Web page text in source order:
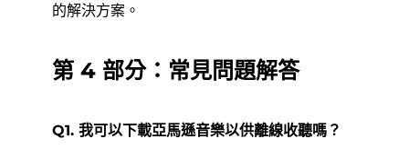
的解決方案。
第 4 部分：常見問題解答
Q1. 我可以下載亞馬遜音樂以供離線收聽嗎？